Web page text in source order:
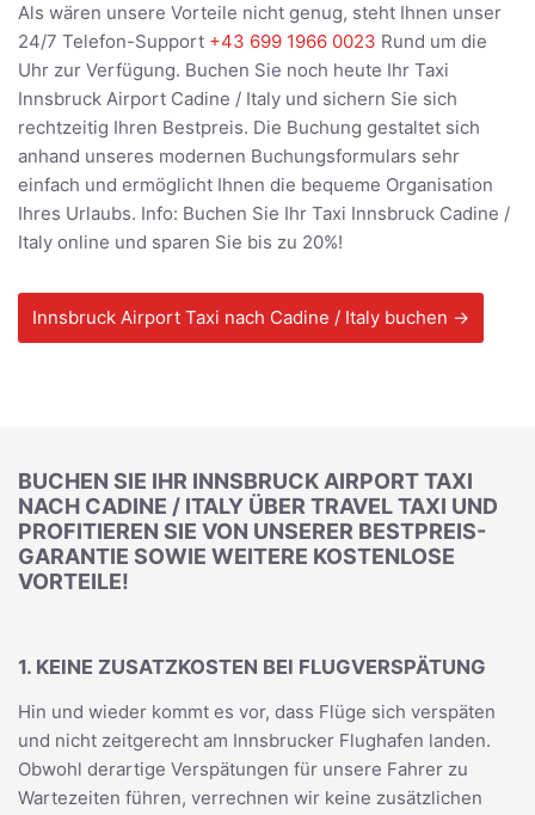
Als wären unsere Vorteile nicht genug, steht Ihnen unser
24/7 Telefon-Support +43 699 1966 0023 Rund um die
Uhr zur Verfügung. Buchen Sie noch heute Ihr Taxi
Innsbruck Airport Cadine / Italy und sichern Sie sich
rechtzeitig Ihren Bestpreis. Die Buchung gestaltet sich
anhand unseres modernen Buchungsformulars sehr
einfach und ermöglicht Ihnen die bequeme Organisation
Ihres Urlaubs. Info: Buchen Sie Ihr Taxi Innsbruck Cadine /
Italy online und sparen Sie bis zu 20%!
Innsbruck Airport Taxi nach Cadine / Italy buchen →
BUCHEN SIE IHR INNSBRUCK AIRPORT TAXI
NACH CADINE / ITALY ÜBER TRAVEL TAXI UND
PROFITIEREN SIE VON UNSERER BESTPREIS-
GARANTIE SOWIE WEITERE KOSTENLOSE
VORTEILE!
1. KEINE ZUSATZKOSTEN BEI FLUGVERSPÄTUNG
Hin und wieder kommt es vor, dass Flüge sich verspäten
und nicht zeitgerecht am Innsbrucker Flughafen landen.
Obwohl derartige Verspätungen für unsere Fahrer zu
Wartezeiten führen, verrechnen wir keine zusätzlichen